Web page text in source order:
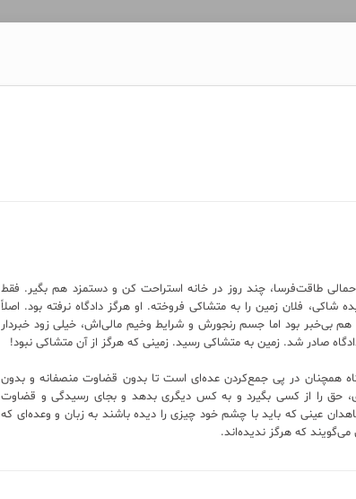
طاقت‌فرسا، چند روز در خانه استراحت کن و دستمزد هم بگیر. فقط
شاکی، فلان زمین را به متشاکی فروخته. او هرگز دادگاه نرفته بود. اصلاً
بی‌خبر بود اما جسم رنجورش و شرایط وخیم مالی‌اش، خیلی زود خبردار
صادر شد. زمین به متشاکی رسید. زمینی که هرگز از آن متشاکی نبود!
همچنان در پی جمع‌کردن عده‌ای است تا بدون قضاوت منصفانه و بدون
حق را از کسی بگیرد و به کس دیگری بدهد و بجای رسیدگی و قضاوت
عینی که باید با چشم خود چیزی را دیده باشند به زبان و وعده‌ای که
می‌گویند که هرگز ندیده‌اند.